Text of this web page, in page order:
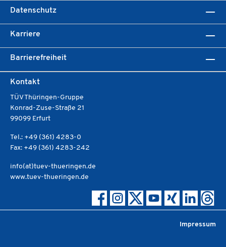
Datenschutz
Karriere
Barrierefreiheit
Kontakt
TÜV Thüringen-Gruppe
Konrad-Zuse-Straße 21
99099 Erfurt
Tel.: +49 (361) 4283-0
Fax: +49 (361) 4283-242
info(at)tuev-thueringen.de
www.tuev-thueringen.de
Impressum